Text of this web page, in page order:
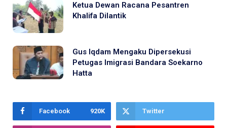
Ketua Dewan Racana Pesantren
Khalifa Dilantik
Gus Iqdam Mengaku Dipersekusi
Petugas Imigrasi Bandara Soekarno
Hatta
Facebook 920K Twitter